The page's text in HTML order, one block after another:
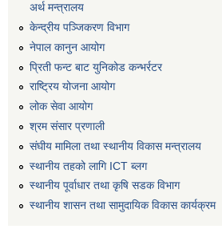
अर्थ मन्त्रालय
केन्द्रीय पञ्जिकरण विभाग
नेपाल कानुन आयोग
प्रिती फन्ट बाट युनिकोड कन्भर्रटर
राष्ट्रिय योजना आयोग
लोक सेवा आयोग
श्रम संसार प्रणाली
संघीय मामिला तथा स्थानीय विकास मन्त्रालय
स्थानीय तहको लागि ICT ब्लग
स्थानीय पूर्वाधार तथा कृषि सडक विभाग
स्थानीय शासन तथा सामुदायिक विकास कार्यक्रम